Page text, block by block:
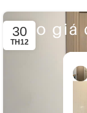
30
TH12